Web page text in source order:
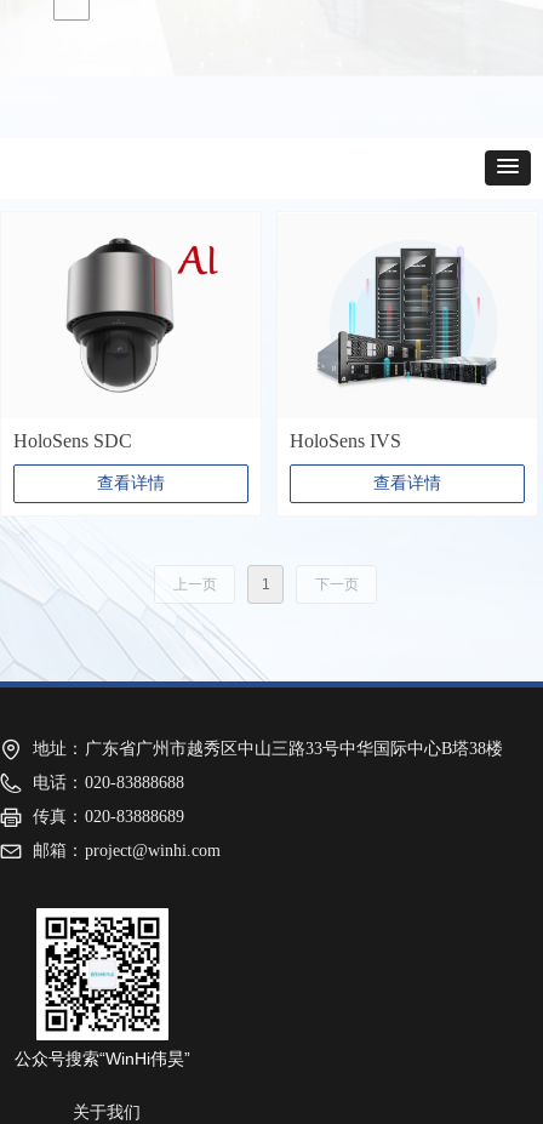
HoloSens SDC
查看详情
HoloSens IVS
查看详情
上一页 1 下一页
地址： 广东省广州市越秀区中山三路33号中华国际中心B塔38楼
电话： 020-83888688
传真： 020-83888689
邮箱： project@winhi.com
公众号搜索“WinHi伟昊”
关于我们